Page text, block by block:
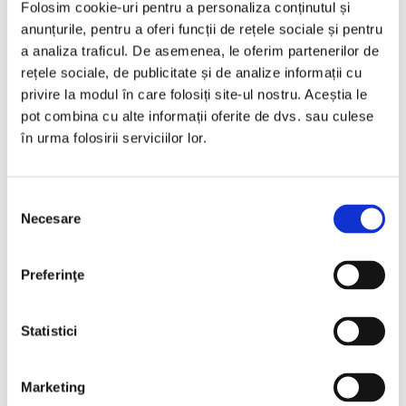
Folosim cookie-uri pentru a personaliza conținutul și
anunțurile, pentru a oferi funcții de rețele sociale și pentru
a analiza traficul. De asemenea, le oferim partenerilor de
rețele sociale, de publicitate și de analize informații cu
privire la modul în care folosiți site-ul nostru. Aceștia le
pot combina cu alte informații oferite de dvs. sau culese
în urma folosirii serviciilor lor.
consimțământului
Necesare
Preferinţe
Statistici
Marketing
€5.777 Net
Programare vizionare
Vezi detalii
Vândută